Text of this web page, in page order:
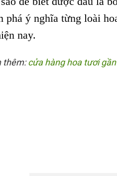
phá ý nghĩa từng loài
nay.
thêm:cửa hàng hoa tươi